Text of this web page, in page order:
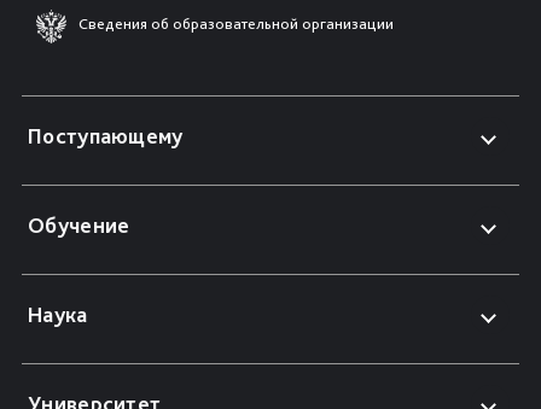
Сведения об образовательной организации
Поступающему
Обучение
Наука
Университет